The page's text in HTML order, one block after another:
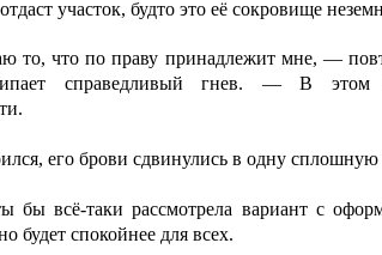
участок, будто это её сокровище
то, что по праву принадлежит мне, —
справедливый гнев. — В этом
его брови сдвинулись в одну
всё-таки рассмотрела вариант с
будет спокойнее для всех.